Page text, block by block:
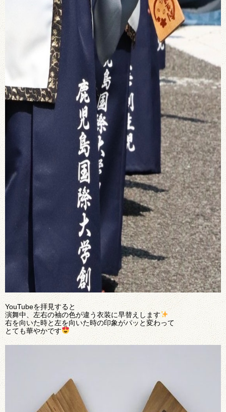
YouTubeを拝見すると
演舞中、左右の袖の色が違う衣装に早替えします
右を向いた時と左を向いた時の印象がパッと変わって
とても華やかです